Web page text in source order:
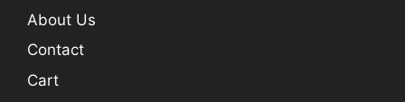
About Us
Contact
Cart